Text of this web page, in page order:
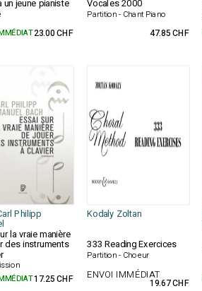
un jeune pianiste Vocales 2000
Partition - Chant Piano
23.00 CHF 47.85 CHF
Philipp Kodaly Zoltan
la vraie manière
des instruments 333 Reading Exercices
Partition - Choeur
17.25 CHF ENVOI IMMÉDIAT
19.67 CHF